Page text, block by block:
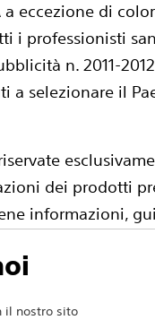
a eccezione di
i professionisti
n. 2011-
a selezionare il
dei prodotti
informazioni,
autorizzati, tali
Prima dell'uso
per il
Confrontare
Modello:
FINELINE II Sterox
il nostro sito